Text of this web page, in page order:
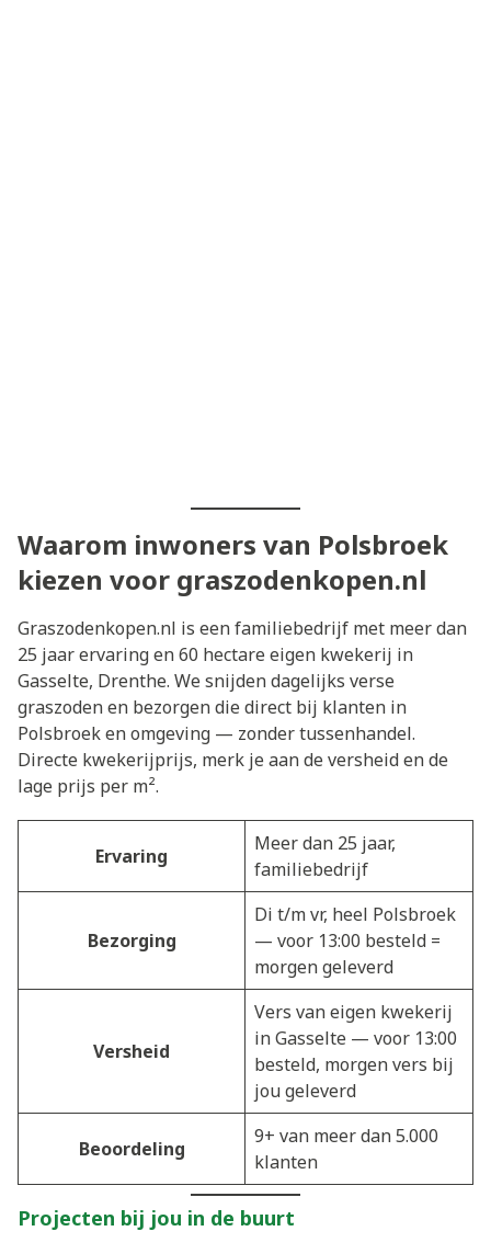
Waarom inwoners van Polsbroek
kiezen voor graszodenkopen.nl
Graszodenkopen.nl is een familiebedrijf met meer dan
25 jaar ervaring en 60 hectare eigen kwekerij in
Gasselte, Drenthe. We snijden dagelijks verse
graszoden en bezorgen die direct bij klanten in
Polsbroek en omgeving — zonder tussenhandel.
Directe kwekerijprijs, merk je aan de versheid en de
lage prijs per m².
Ervaring
Meer dan 25 jaar,
familiebedrijf
Bezorging
Di t/m vr, heel Polsbroek
— voor 13:00 besteld =
morgen geleverd
Versheid
Vers van eigen kwekerij
in Gasselte — voor 13:00
besteld, morgen vers bij
jou geleverd
Beoordeling
9+ van meer dan 5.000
klanten
Projecten bij jou in de buurt